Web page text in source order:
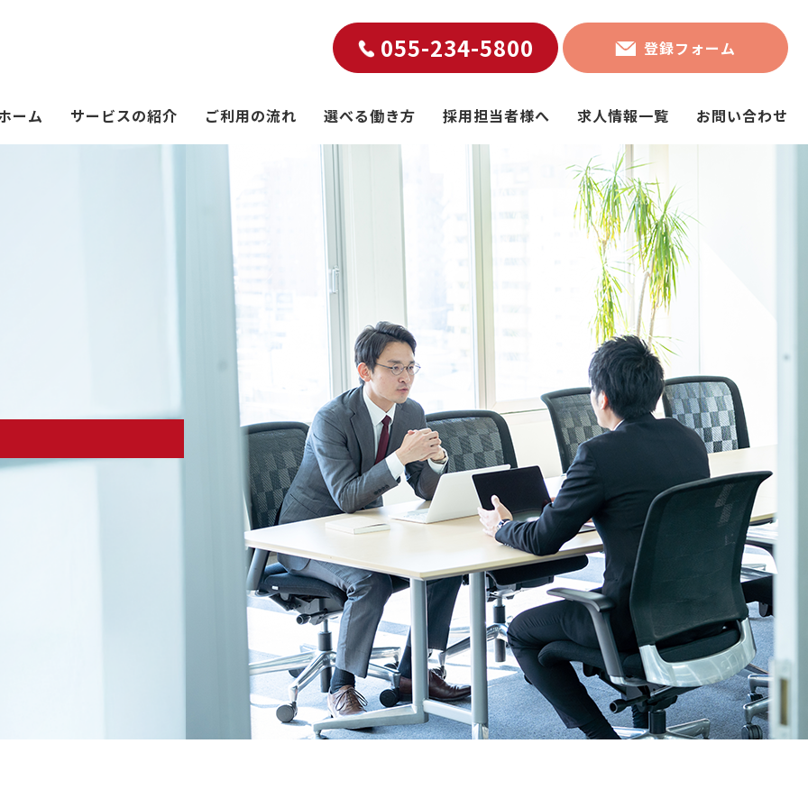
055-234-5800 登録フォーム
ーム サービスの紹介 ご利用の流れ 選べる働き方 採用担当者様へ 求人情報一覧 お問い合わせ